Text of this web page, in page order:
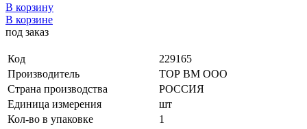
В корзину
В корзине
под заказ
Код
229165
Производитель
ТОР ВМ ООО
Страна производства
РОССИЯ
Единица измерения
шт
Кол-во в упаковке
1